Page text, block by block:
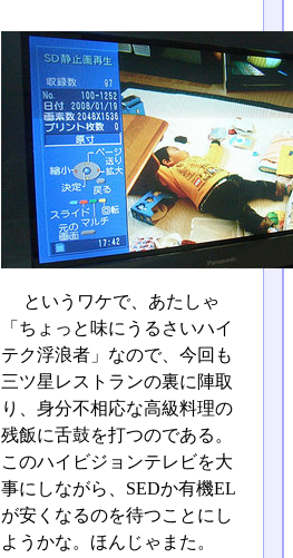
というワケで、あたしゃ
「ちょっと味にうるさいハイ
テク浮浪者」なので、今回も
三ツ星レストランの裏に陣取
り、身分不相応な高級料理の
残飯に舌鼓を打つのである。
このハイビジョンテレビを大
事にしながら、SEDか有機EL
が安くなるのを待つことにし
ようかな。ほんじゃまた。